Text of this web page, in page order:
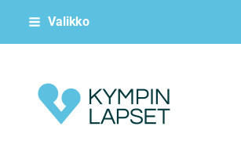
Siirry
Valikko
Kympin Lapset ry